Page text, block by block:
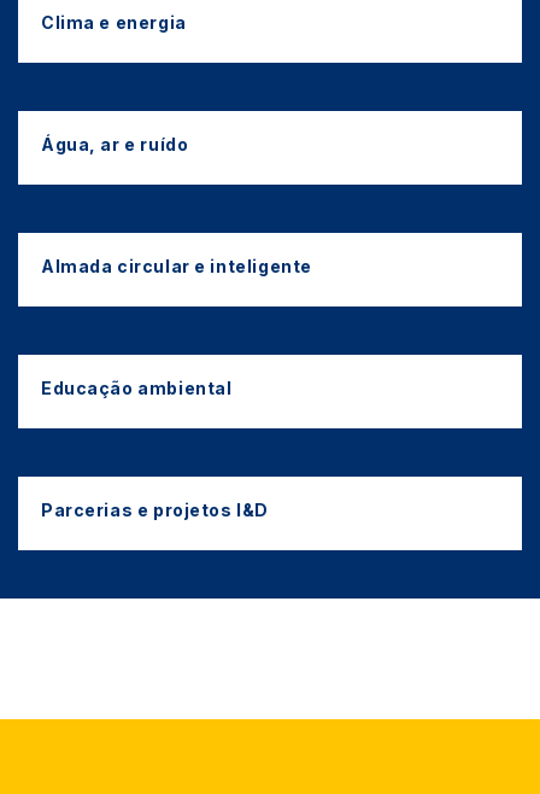
Clima e energia
Água, ar e ruído
Almada circular e inteligente
Educação ambiental
Parcerias e projetos I&D